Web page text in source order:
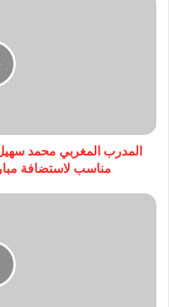
المدرب المغربي محمد
مناسب لاستضافة